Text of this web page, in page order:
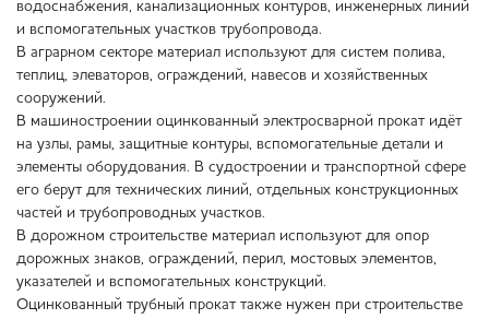
водоснабжения, канализационных контуров, инженерных линий
и вспомогательных участков трубопровода.
В аграрном секторе материал используют для систем полива,
теплиц, элеваторов, ограждений, навесов и хозяйственных
сооружений.
В машиностроении оцинкованный электросварной прокат идёт
на узлы, рамы, защитные контуры, вспомогательные детали и
элементы оборудования. В судостроении и транспортной сфере
его берут для технических линий, отдельных конструкционных
частей и трубопроводных участков.
В дорожном строительстве материал используют для опор
дорожных знаков, ограждений, перил, мостовых элементов,
указателей и вспомогательных конструкций.
Оцинкованный трубный прокат также нужен при строительстве